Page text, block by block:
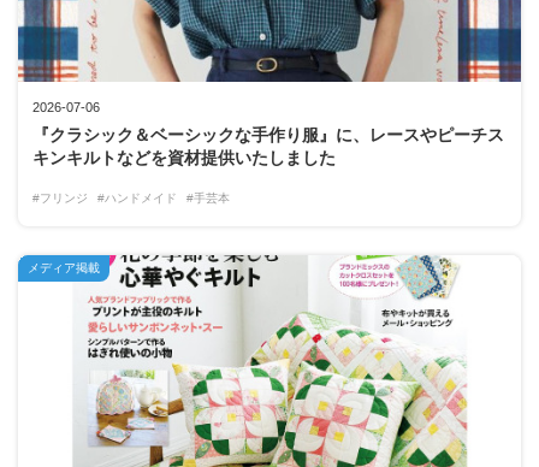
2026-07-06
『クラシック＆ベーシックな手作り服』に、レースやピーチス
キンキルトなどを資材提供いたしました
#フリンジ #ハンドメイド #手芸本
メディア掲載